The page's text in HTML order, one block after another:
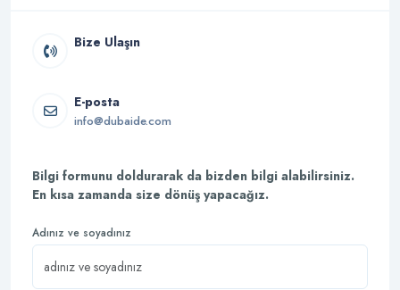
Bize Ulaşın
E-posta
info@dubaide.com
Bilgi formunu doldurarak da bizden bilgi alabilirsiniz.
En kısa zamanda size dönüş yapacağız.
Adınız ve soyadınız